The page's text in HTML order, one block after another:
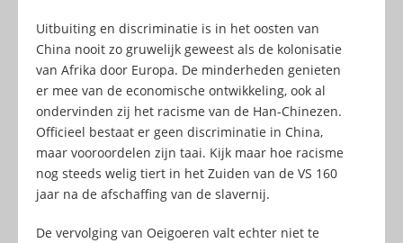
Uitbuiting en discriminatie is in het oosten van
China nooit zo gruwelijk geweest als de kolonisatie
van Afrika door Europa. De minderheden genieten
er mee van de economische ontwikkeling, ook al
ondervinden zij het racisme van de Han-Chinezen.
Officieel bestaat er geen discriminatie in China,
maar vooroordelen zijn taai. Kijk maar hoe racisme
nog steeds welig tiert in het Zuiden van de VS 160
jaar na de afschaffing van de slavernij.
De vervolging van Oeigoeren valt echter niet te